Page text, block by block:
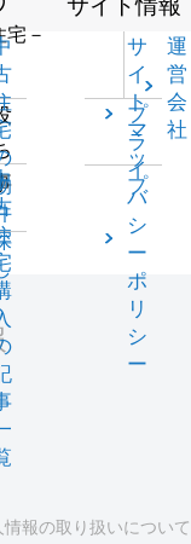
宅－
サイト情報
サ
イ
ト
マ
ッ
プ
運
営
会
社
プ
ラ
イ
バ
シ
ー
ポ
リ
シ
ー
情報の取り扱いについて